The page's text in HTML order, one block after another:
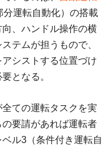
運転自動化）の搭載
、ハンドル操作の横
テムが担うもので、
シストする位置づけ
となる。
ての運転タスクを実
要請があれば運転者
ル3（条件付き運転自